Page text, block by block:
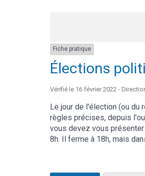
Fiche pratique
Élections
Vérifié le 16 février 2022 -
Le jour de l'élection (ou du
règles précises, depuis
vous devez vous
8h. Il ferme à 18h, mais